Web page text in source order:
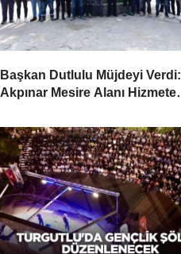
Başkan Dutlulu Müjdeyi Verdi:
Akpınar Mesire Alanı Hizmete